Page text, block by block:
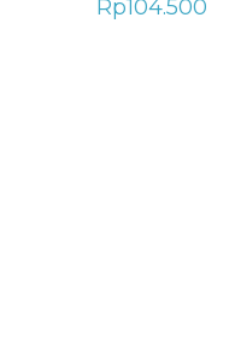
Rp104.500